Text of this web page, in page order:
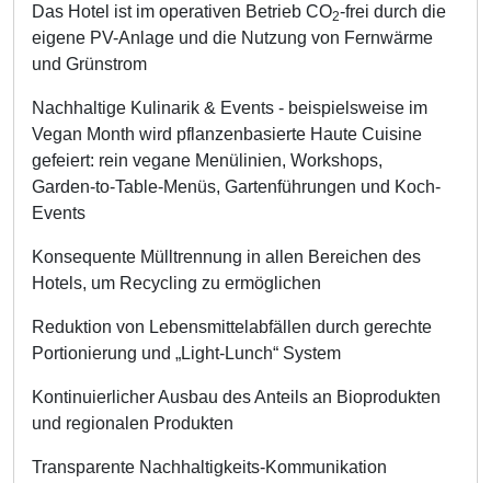
Das Hotel ist im operativen Betrieb CO2-frei durch die
eigene PV-Anlage und die Nutzung von Fernwärme
und Grünstrom
Nachhaltige Kulinarik & Events - beispielsweise im
Vegan Month wird pflanzenbasierte Haute Cuisine
gefeiert: rein vegane Menülinien, Workshops,
Garden‑to‑Table‑Menüs, Gartenführungen und Koch-
Events
Konsequente Mülltrennung in allen Bereichen des
Hotels, um Recycling zu ermöglichen
Reduktion von Lebensmittelabfällen durch gerechte
Portionierung und „Light-Lunch“ System
Kontinuierlicher Ausbau des Anteils an Bioprodukten
und regionalen Produkten
Transparente Nachhaltigkeits-Kommunikation